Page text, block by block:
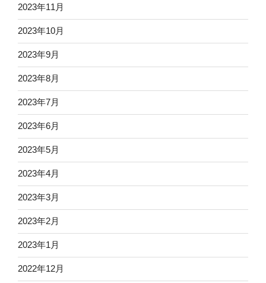
2023年11月
2023年10月
2023年9月
2023年8月
2023年7月
2023年6月
2023年5月
2023年4月
2023年3月
2023年2月
2023年1月
2022年12月